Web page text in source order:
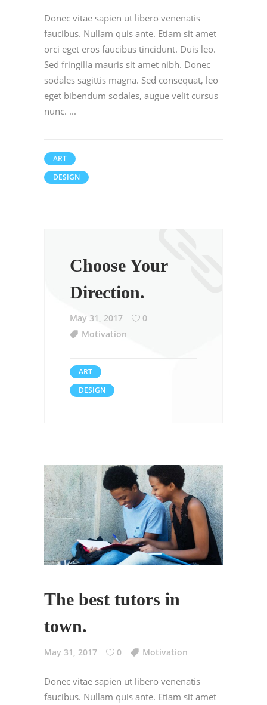
Donec vitae sapien ut libero venenatis
faucibus. Nullam quis ante. Etiam sit amet
orci eget eros faucibus tincidunt. Duis leo.
Sed fringilla mauris sit amet nibh. Donec
sodales sagittis magna. Sed consequat, leo
eget bibendum sodales, augue velit cursus
nunc.
ART
DESIGN
Choose Your
Direction.
May 31, 2017
0
Motivation
ART
DESIGN
The best tutors in
town.
May 31, 2017 0 Motivation
Donec vitae sapien ut libero venenatis
faucibus. Nullam quis ante. Etiam sit amet